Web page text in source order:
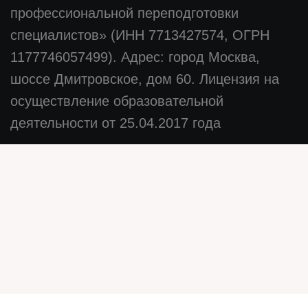
профессиональной переподготовки
специалистов» (ИНН 7713427574, ОГРН
1177746057499). Адрес: город Москва,
шоссе Дмитровское, дом 60. Лицензия на
осуществление образовательной
деятельности от 25.04.2017 года